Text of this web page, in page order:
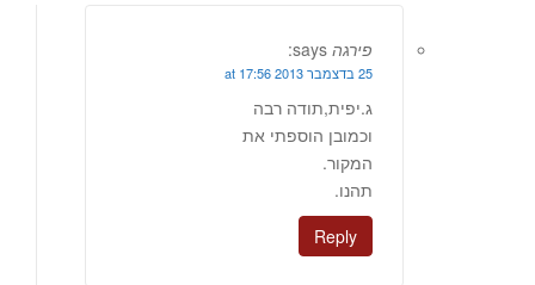
פירגה says:
25 בדצמבר 2013 at 17:56
ג.יפית,תודה רבה
וכמובן הוספתי את
המקור.
תהנו.
Reply